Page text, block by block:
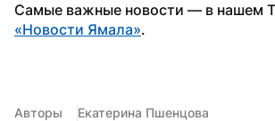
«Новости Ямала».
Авторы Екатерина Пшенцова